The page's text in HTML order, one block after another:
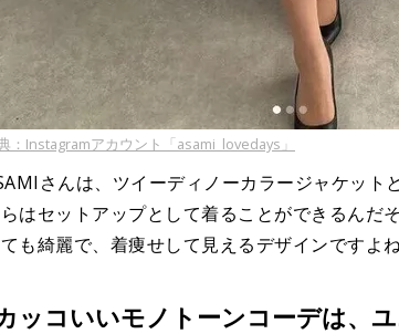
：Instagramアカウント「asami_lovedays」
さんは、ツイーディノーカラージャケット
はセットアップとして着ることができるんだ
も綺麗で、着痩せして見えるデザインですよね
ッコいいモノトーンコーデは、